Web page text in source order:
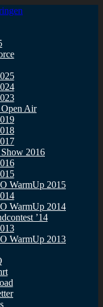
– 13. FMO
Air
2016
WarmUp 2015
WarmUp 2014
’14
WarmUp 2013